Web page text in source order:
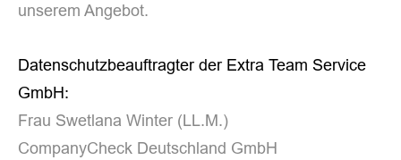
unserem Angebot.
Datenschutzbeauftragter der Extra Team Service
GmbH:
Frau Swetlana Winter (LL.M.)
CompanyCheck Deutschland GmbH